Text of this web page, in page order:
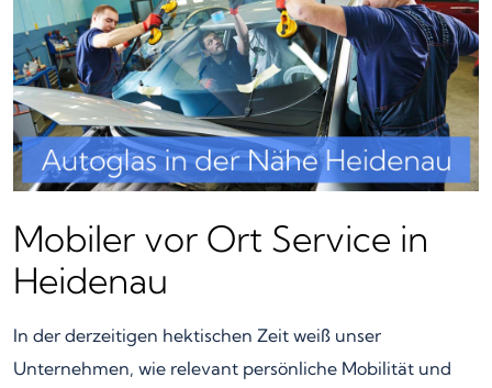
Mobiler vor Ort Service in
Heidenau
In der derzeitigen hektischen Zeit weiß unser
Unternehmen, wie relevant persönliche Mobilität und